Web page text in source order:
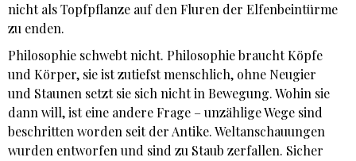
nicht als Topfpflanze auf den Fluren der Elfenbeintürme
zu enden.
Philosophie schwebt nicht. Philosophie braucht Köpfe
und Körper, sie ist zutiefst menschlich, ohne Neugier
und Staunen setzt sie sich nicht in Bewegung. Wohin sie
dann will, ist eine andere Frage – unzählige Wege sind
beschritten worden seit der Antike. Weltanschauungen
wurden entworfen und sind zu Staub zerfallen. Sicher